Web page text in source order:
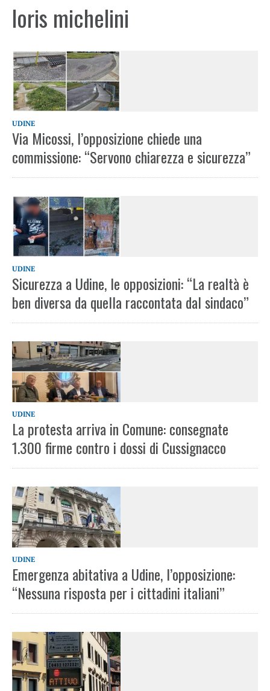
loris michelini
UDINE
Via Micossi, l’opposizione chiede una
commissione: “Servono chiarezza e sicurezza”
UDINE
Sicurezza a Udine, le opposizioni: “La realtà è
ben diversa da quella raccontata dal sindaco”
UDINE
La protesta arriva in Comune: consegnate
1.300 firme contro i dossi di Cussignacco
UDINE
Emergenza abitativa a Udine, l’opposizione:
“Nessuna risposta per i cittadini italiani”